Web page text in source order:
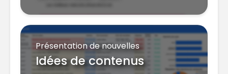
Présentation de nouvelles
Idées de contenus